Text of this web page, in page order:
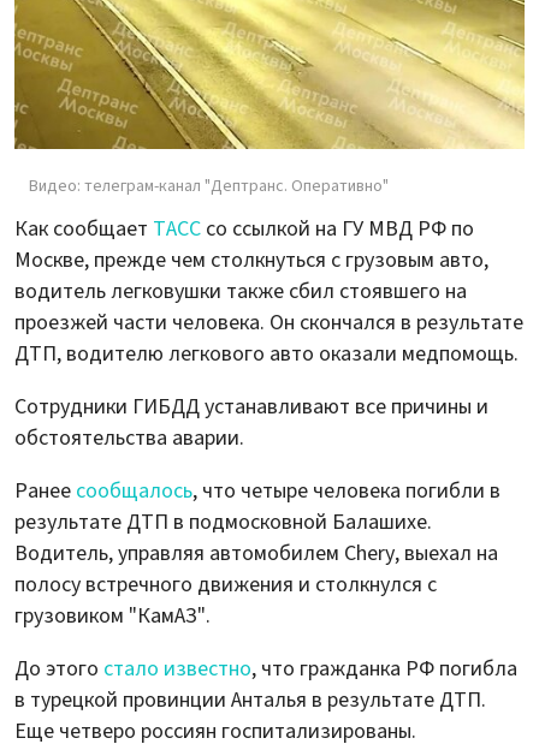
Видео: телеграм-канал "Дептранс. Оперативно"
Как сообщает ТАСС со ссылкой на ГУ МВД РФ по
Москве, прежде чем столкнуться с грузовым авто,
водитель легковушки также сбил стоявшего на
проезжей части человека. Он скончался в результате
ДТП, водителю легкового авто оказали медпомощь.
Сотрудники ГИБДД устанавливают все причины и
обстоятельства аварии.
Ранее сообщалось, что четыре человека погибли в
результате ДТП в подмосковной Балашихе.
Водитель, управляя автомобилем Chery, выехал на
полосу встречного движения и столкнулся с
грузовиком "КамАЗ".
До этого стало известно, что гражданка РФ погибла
в турецкой провинции Анталья в результате ДТП.
Еще четверо россиян госпитализированы.